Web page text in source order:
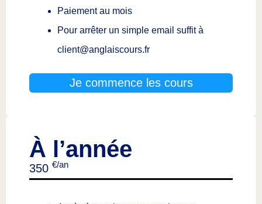
Paiement au mois
Pour arrêter un simple email suffit à
client@anglaiscours.fr
Je commence les cours
À l’année
350 €/an